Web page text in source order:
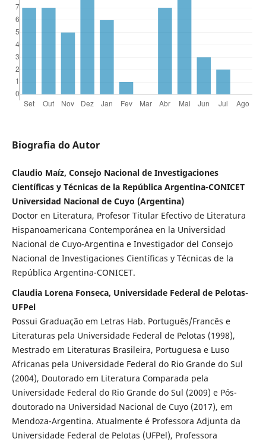
Biografia do Autor
Claudio Maíz, Consejo Nacional de Investigaciones
Científicas y Técnicas de la República Argentina-CONICET
Universidad Nacional de Cuyo (Argentina)
Doctor en Literatura, Profesor Titular Efectivo de Literatura
Hispanoamericana Contemporánea en la Universidad
Nacional de Cuyo-Argentina e Investigador del Consejo
Nacional de Investigaciones Científicas y Técnicas de la
República Argentina-CONICET.
Claudia Lorena Fonseca, Universidade Federal de Pelotas-
UFPel
Possui Graduação em Letras Hab. Português/Francês e
Literaturas pela Universidade Federal de Pelotas (1998),
Mestrado em Literaturas Brasileira, Portuguesa e Luso
Africanas pela Universidade Federal do Rio Grande do Sul
(2004), Doutorado em Literatura Comparada pela
Universidade Federal do Rio Grande do Sul (2009) e Pós-
doutorado na Universidad Nacional de Cuyo (2017), em
Mendoza-Argentina. Atualmente é Professora Adjunta da
Universidade Federal de Pelotas (UFPel), Professora